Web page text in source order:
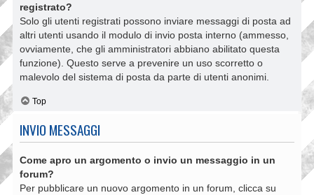
registrato?
Solo gli utenti registrati possono inviare messaggi di posta ad
altri utenti usando il modulo di invio posta interno (ammesso,
ovviamente, che gli amministratori abbiano abilitato questa
funzione). Questo serve a prevenire un uso scorretto o
malevolo del sistema di posta da parte di utenti anonimi.
Top
INVIO MESSAGGI
Come apro un argomento o invio un messaggio in un
forum?
Per pubblicare un nuovo argomento in un forum, clicca su